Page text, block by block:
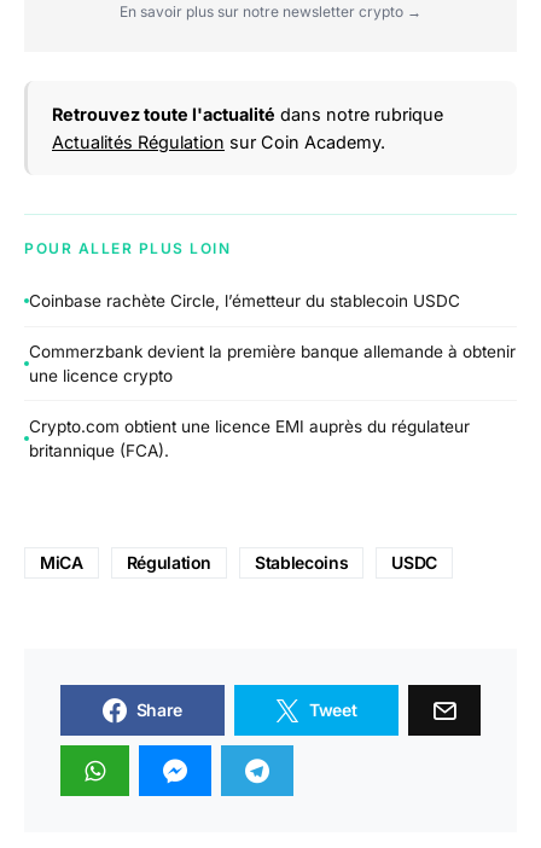
En savoir plus sur notre newsletter crypto →
Retrouvez toute l'actualité dans notre rubrique
Actualités Régulation sur Coin Academy.
POUR ALLER PLUS LOIN
Coinbase rachète Circle, l’émetteur du stablecoin USDC
Commerzbank devient la première banque allemande à obtenir
une licence crypto
Crypto.com obtient une licence EMI auprès du régulateur
britannique (FCA).
MiCA Régulation Stablecoins USDC
Share Tweet